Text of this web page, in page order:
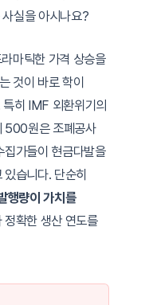
사실을 아시나요?
마틱한 가격 상승을
것이 바로 학이
히 IMF 외환위기의
500원은 조폐공사
집가들이 현금다발을
습니다. 단순히
행량이 가치를
정확한 생산 연도를